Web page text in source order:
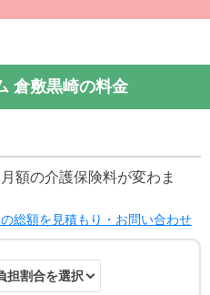
倉敷黒崎の料金
額の介護保険料が変わま
総額を見積もり・お問い合わせ